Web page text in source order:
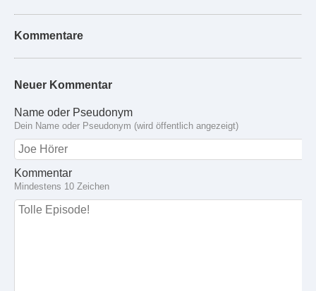
Kommentare
Neuer Kommentar
Name oder Pseudonym
Dein Name oder Pseudonym (wird öffentlich angezeigt)
Kommentar
Mindestens 10 Zeichen